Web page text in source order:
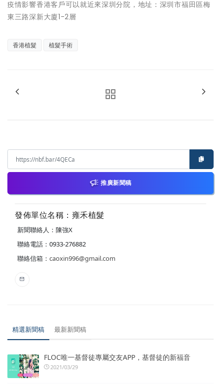
疫情影響香港客戶可以就近來深圳分院，地址：深圳市福田區梅
東三路深新大廈1-2層
香港植髮 植髮手術
推廣新聞稿
發佈單位名稱：雍禾植髮
新聞聯絡人：陳強X
聯絡電話：0933-276882
聯絡信箱： caoxin996@gmail.com
精選新聞稿 最新新聞稿
FLOC唯一基督徒專屬交友APP，基督徒的新福音
2021/03/29